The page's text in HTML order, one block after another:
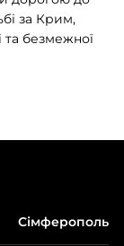
за Крим,
безмежної
Сімферополь